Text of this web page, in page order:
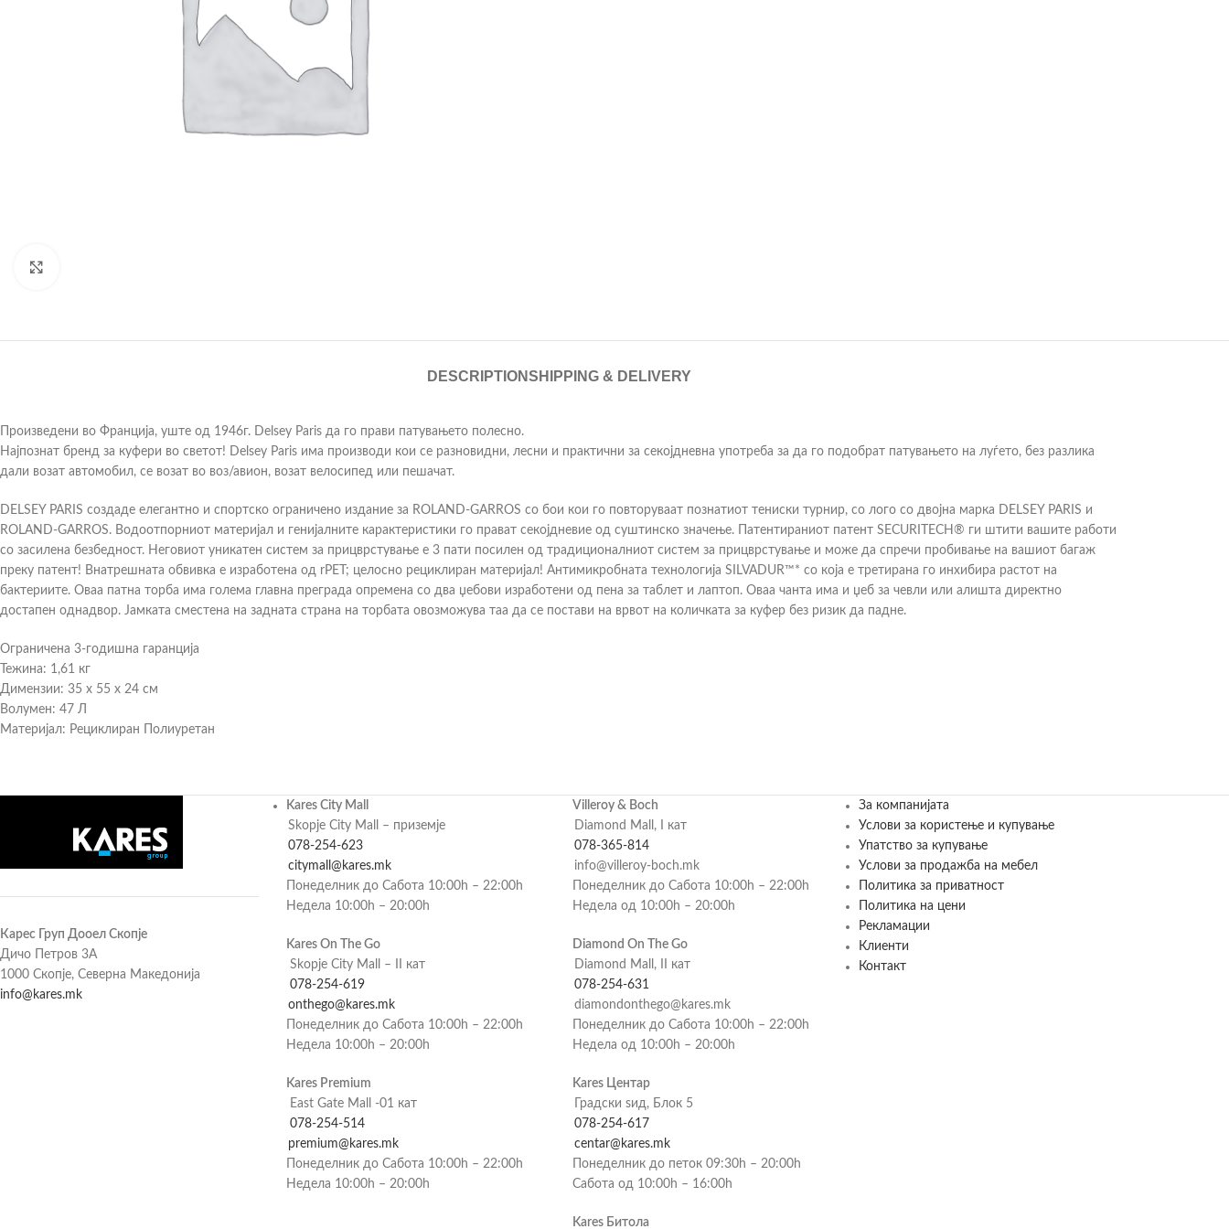
DESCRIPTIONSHIPPING & DELIVERY
Произведени во Франција, уште од 1946г. Delsey Paris да го прави патувањето полесно.
Најпознат бренд за куфери во светот! Delsey Paris има производи кои се разновидни, лесни и практични за секојдневна употреба за да го подобрат патувањето на луѓето, без разлика
дали возат автомобил, се возат во воз/авион, возат велосипед или пешачат.
DELSEY PARIS создаде елегантно и спортско ограничено издание за ROLAND-GARROS со бои кои го повторуваат познатиот тениски турнир, со лого со двојна марка DELSEY PARIS и
ROLAND-GARROS. Водоотпорниот материјал и генијалните карактеристики го прават секојдневие од суштинско значење. Патентираниот патент SECURITECH® ги штити вашите работи
со засилена безбедност. Неговиот уникатен систем за прицврстување е 3 пати посилен од традиционалниот систем за прицврстување и може да спречи пробивање на вашиот багаж
преку патент! Внатрешната обвивка е изработена од rPET; целосно рециклиран материјал! Антимикробната технологија SILVADUR™* со која е третирана го инхибира растот на
бактериите. Оваа патна торба има голема главна преграда опремена со два џебови изработени од пена за таблет и лаптоп. Оваа чанта има и џеб за чевли или алишта директно
достапен однадвор. Јамката сместена на задната страна на торбата овозможува таа да се постави на врвот на количката за куфер без ризик да падне.
Ограничена 3-годишна гаранција
Тежина: 1,61 кг
Димензии: 35 x 55 x 24 см
Волумен: 47 Л
Материјал: Рециклиран Полиуретан
Карес Груп Дооел Скопје
Дичо Петров 3А
1000 Скопје, Северна Македонија
info@kares.mk
Kares City Mall
Skopje City Mall – приземје
078-254-623
citymall@kares.mk
Понеделник до Сабота 10:00h – 22:00h
Недела 10:00h – 20:00h
Kares On The Go
Skopje City Mall – II кат
078-254-619
onthego@kares.mk
Понеделник до Сабота 10:00h – 22:00h
Недела 10:00h – 20:00h
Kares Premium
East Gate Mall -01 кат
078-254-514
premium@kares.mk
Понеделник до Сабота 10:00h – 22:00h
Недела 10:00h – 20:00h
Villeroy & Boch
Diamond Mall, I кат
078-365-814
info@villeroy-boch.mk
Понеделник до Сабота 10:00h – 22:00h
Недела од 10:00h – 20:00h
Diamond On The Go
Diamond Mall, II кат
078-254-631
diamondonthego@kares.mk
Понеделник до Сабота 10:00h – 22:00h
Недела од 10:00h – 20:00h
Kares Центар
Градски ѕид, Блок 5
078-254-617
centar@kares.mk
Понеделник до петок 09:30h – 20:00h
Сабота од 10:00h – 16:00h
Kares Битола
За компанијата
Услови за користење и купување
Упатство за купување
Услови за продажба на мебел
Политика за приватност
Политика на цени
Рекламации
Клиенти
Контакт